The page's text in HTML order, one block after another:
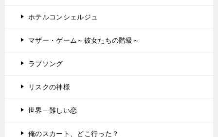
ホテルコンシェルジュ
マザー・ゲーム～彼女たちの階級～
ラブソング
リスクの神様
世界一難しい恋
俺のスカート、どこ行った？